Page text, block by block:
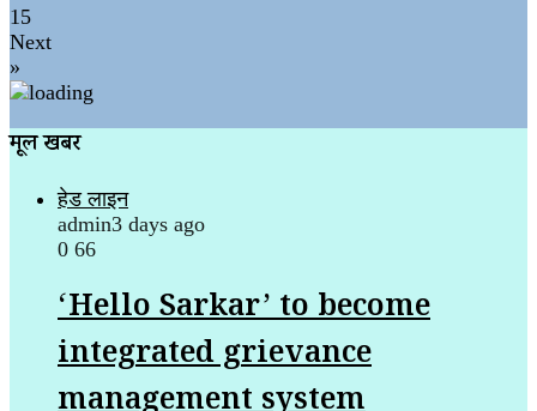
15
Next
»
मूल खबर
हेड लाइन
admin3 days ago
0 66
‘Hello Sarkar’ to become
integrated grievance